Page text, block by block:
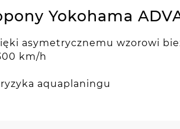
Yokohama
asymetrycznemu wzorowi
km/h
aquaplaningu